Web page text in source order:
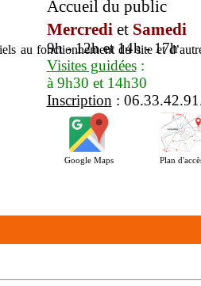
Accueil du public
Mercredi et Samedi
9h - 12h et 14h - 17h
Visites guidées:
à 9h30 et 14h30
Inscription :
Google Maps Plan
au fonctionnement du site et